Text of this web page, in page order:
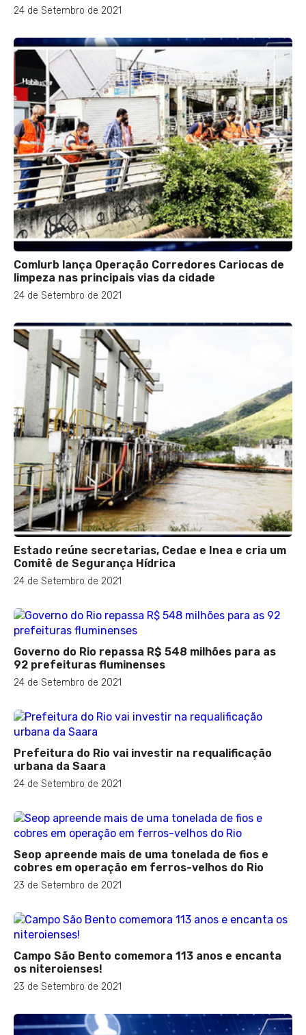
24 de Setembro de 2021
Comlurb lança Operação Corredores Cariocas de
limpeza nas principais vias da cidade
24 de Setembro de 2021
Estado reúne secretarias, Cedae e Inea e cria um
Comitê de Segurança Hídrica
24 de Setembro de 2021
Governo do Rio repassa R$ 548 milhões para as
92 prefeituras fluminenses
24 de Setembro de 2021
Prefeitura do Rio vai investir na requalificação
urbana da Saara
24 de Setembro de 2021
Seop apreende mais de uma tonelada de fios e
cobres em operação em ferros-velhos do Rio
23 de Setembro de 2021
Campo São Bento comemora 113 anos e encanta
os niteroienses!
23 de Setembro de 2021